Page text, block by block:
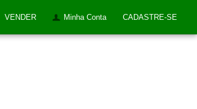
VENDER Minha Conta CADASTRE-SE